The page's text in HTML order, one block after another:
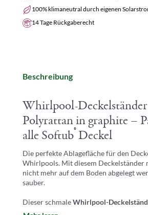
100% klimaneutral durch eigenen
14 Tage Rückgaberecht
Beschreibung
Whirlpool-Deckelständer
Polyrattan in graphite –
alle Softub®Deckel
Die perfekte Ablagefläche für den
Whirlpools. Mit diesem Deckelständer
nicht mehr auf dem Boden abgelegt
sauber.
Dieser schmaleWhirlpool-
in "graphite"